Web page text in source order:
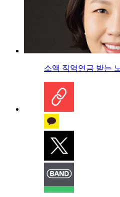
소액 직역연금 받는